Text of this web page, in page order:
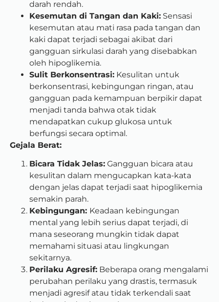
darah rendah.
Kesemutan di Tangan dan Kaki: Sensasi
kesemutan atau mati rasa pada tangan dan
kaki dapat terjadi sebagai akibat dari
gangguan sirkulasi darah yang disebabkan
oleh hipoglikemia.
Sulit Berkonsentrasi: Kesulitan untuk
berkonsentrasi, kebingungan ringan, atau
gangguan pada kemampuan berpikir dapat
menjadi tanda bahwa otak tidak
mendapatkan cukup glukosa untuk
berfungsi secara optimal.
Gejala Berat:
Bicara Tidak Jelas: Gangguan bicara atau
kesulitan dalam mengucapkan kata-kata
dengan jelas dapat terjadi saat hipoglikemia
semakin parah.
Kebingungan: Keadaan kebingungan
mental yang lebih serius dapat terjadi, di
mana seseorang mungkin tidak dapat
memahami situasi atau lingkungan
sekitarnya.
Perilaku Agresif: Beberapa orang mengalami
perubahan perilaku yang drastis, termasuk
menjadi agresif atau tidak terkendali saat